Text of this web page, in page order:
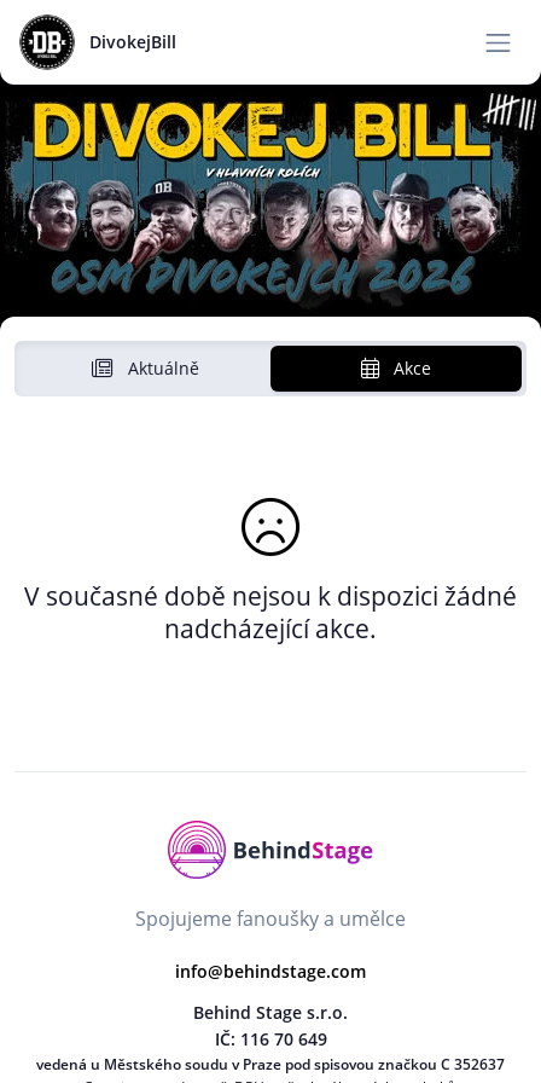
DivokejBill
Aktuálně Akce
V současné době nejsou k dispozici žádné
nadcházející akce.
Spojujeme fanoušky a umělce
info@behindstage.com
Behind Stage s.r.o.
IČ: 116 70 649
vedená u Městského soudu v Praze pod spisovou značkou C 352637